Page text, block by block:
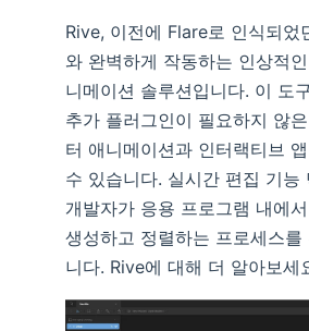
Rive, 이전에 Flare로 인식되었
와 완벽하게 작동하는 인상적
니메이션 솔루션입니다. 이 도
추가 플러그인이 필요하지 않
터 애니메이션과 인터랙티브
수 있습니다. 실시간 편집 기능
개발자가 응용 프로그램 내에
생성하고 정렬하는 프로세스를
니다. Rive에 대해 더 알아보세